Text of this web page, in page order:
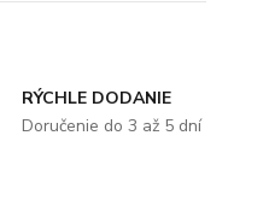
RÝCHLE DODANIE
Doručenie do 3 až 5 dní